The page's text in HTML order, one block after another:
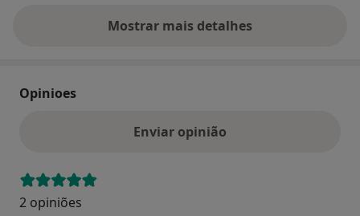
Mostrar mais detalhes
sobre o endereço
Opinioes
Enviar opinião
2 opiniões